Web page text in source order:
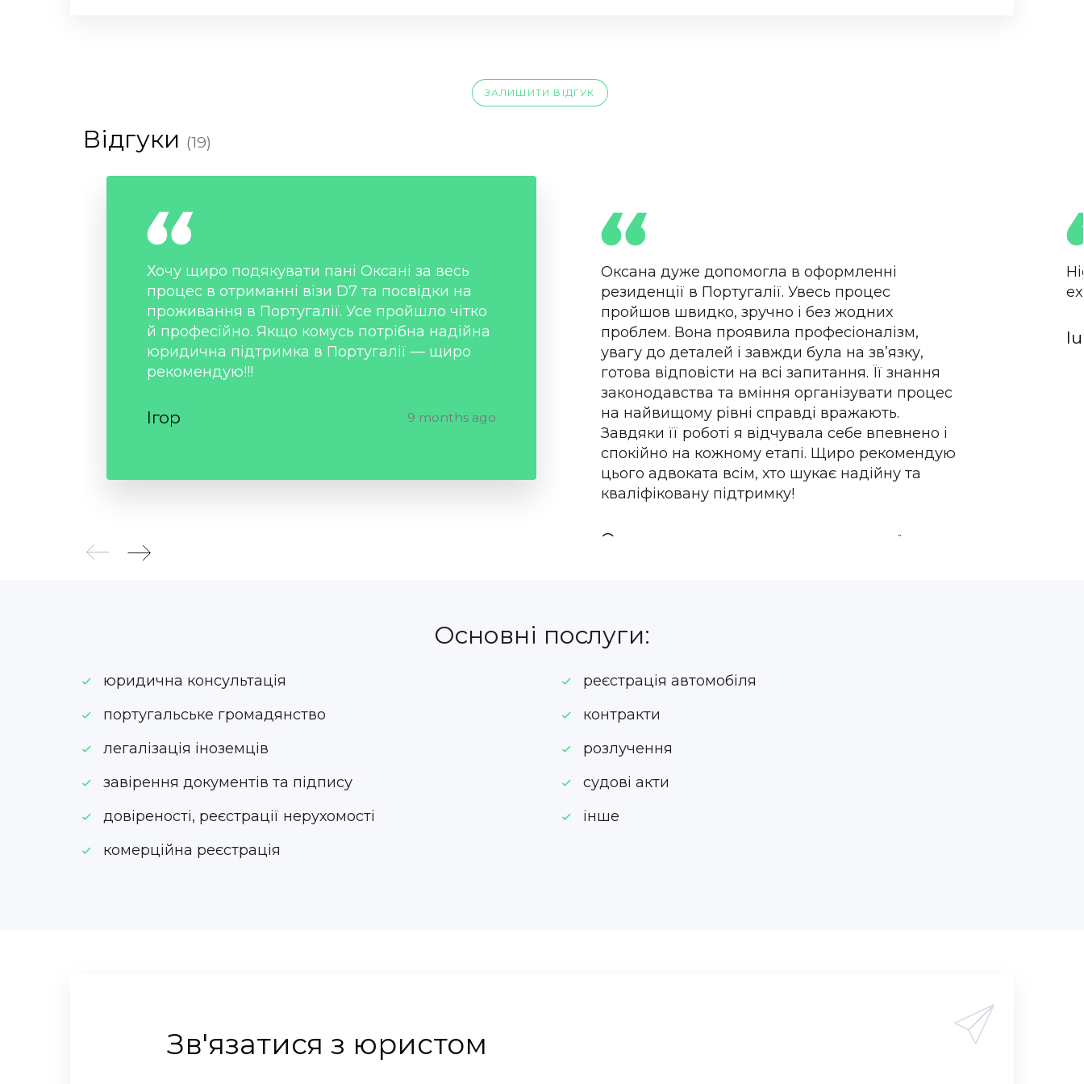
ЗАЛИШИТИ ВІДГУК
Відгуки (19)
Хочу щиро подякувати пані Оксані за весь
процес в отриманні візи D7 та посвідки на
проживання в Португалії. Усе пройшло чітко
й професійно. Якщо комусь потрібна надійна
юридична підтримка в Португалії — щиро
рекомендую!!!
Ігор 9 months ago
Оксана дуже допомогла в оформленні
резиденції в Португалії. Увесь процес
пройшов швидко, зручно і без жодних
проблем. Вона проявила професіоналізм,
увагу до деталей і завжди була на зв’язку,
готова відповісти на всі запитання. Її знання
законодавства та вміння організувати процес
на найвищому рівні справді вражають.
Завдяки її роботі я відчувала себе впевнено і
спокійно на кожному етапі. Щиро рекомендую
цього адвоката всім, хто шукає надійну та
кваліфіковану підтримку!
Олена 1 year ago
Основні послуги:
юридична консультація
португальське громадянство
легалізація іноземців
завірення документів та підпису
довіреності, реєстрації нерухомості
комерційна реєстрація
реєстрація автомобіля
контракти
розлучення
судові акти
інше
Зв'язатися з юристом